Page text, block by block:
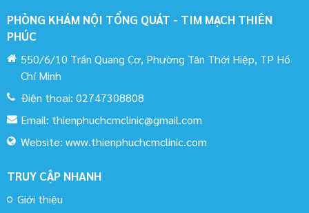
PHÒNG KHÁM NỘI TỔNG QUÁT - TIM MẠCH THIÊN
PHÚC
550/6/10 Trần Quang Cơ, Phường Tân Thới Hiệp, TP Hồ
Chí Minh
Điện thoại: 02747308808
Email: thienphuchcmclinic@gmail.com
Website: www.thienphuchcmclinic.com
TRUY CẬP NHANH
Giới thiệu